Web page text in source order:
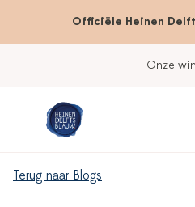
Officiële Heinen
Onze
Terug naar Blogs